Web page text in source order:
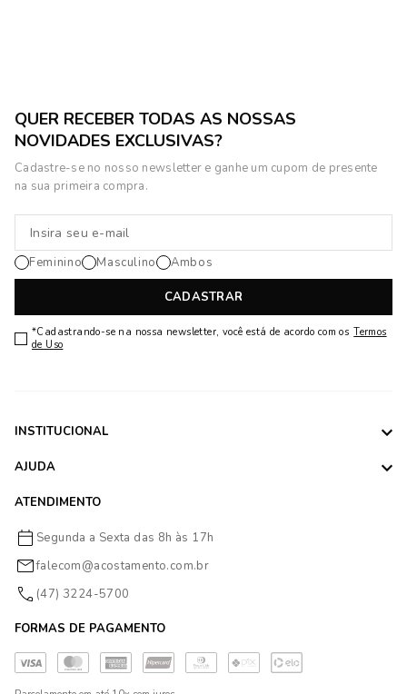
QUER RECEBER TODAS AS NOSSAS
NOVIDADES EXCLUSIVAS?
Cadastre-se no nosso newsletter e ganhe um cupom de presente
na sua primeira compra.
CADASTRAR
Feminino Masculino Ambos
*Cadastrando-se na nossa newsletter, você está de acordo com os Termos
de Uso
INSTITUCIONAL
AJUDA
ATENDIMENTO
Segunda a Sexta das 8h às 17h
falecom@acostamento.com.br
(47) 3224-5700
FORMAS DE PAGAMENTO